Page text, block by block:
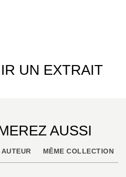
UN EXTRAIT
AUSSI
MÊME COLLECTION